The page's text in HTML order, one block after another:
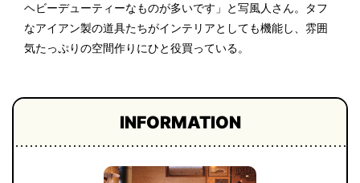
ヘビーデューティーなものが多いです」と写風人さん。タフ
なアイアン製の道具たちがインテリアとしても機能し、雰囲
気たっぷりの空間作りにひと役買っている。
INFORMATION